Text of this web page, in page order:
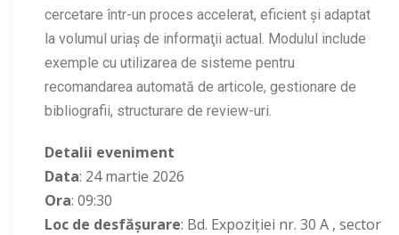
cercetare într-un proces accelerat, eficient și adaptat
la volumul uriaș de informaţii actual. Modulul include
exemple cu utilizarea de sisteme pentru
recomandarea automată de articole, gestionare de
bibliografii, structurare de review-uri.
Detalii eveniment
Data: 24 martie 2026
Ora: 09:30
Loc de desfășurare: Bd. Expoziţiei nr. 30 A , sector